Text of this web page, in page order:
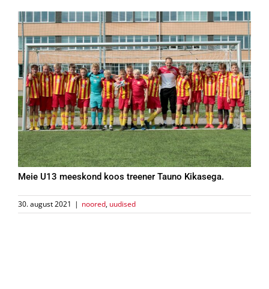
Meie U13 meeskond koos treener Tauno Kikasega.
30. august 2021 | noored, uudised